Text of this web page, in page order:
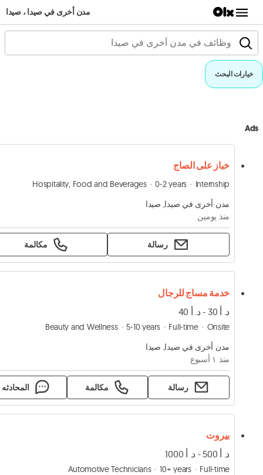
مدن أخرى في صيدا ، صيدا
خيارات البحث
Ads
خباز على الصاج
Hospitality, Food and Beverages 0-2 years
Internship
مدن أخرى في صيدا, صيدا
منذ يومين
رسالة مكالمة
خدمة مساج للرجال
د. أ 30 - د. أ 40
Beauty and Wellness 5-10 years Full-time
Onsite
مدن أخرى في صيدا, صيدا
منذ ١ أسبوع
رسالة مكالمة المحادثه
بيروت
د. أ 500 - د. أ 1000
Automotive Technicians 10+ years
Full-time